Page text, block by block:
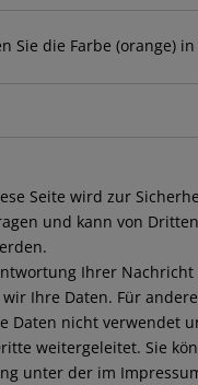
Sie die Farbe (orange)
Seite wird zur
und kann von
Ihrer Nachricht
Ihre Daten. Für
Daten nicht verwendet
weitergeleitet. Sie
unter der im